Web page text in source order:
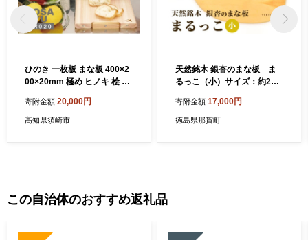
ひのき 一枚板 まな板 400×2
00×20mm 極め ヒノキ 桧 木
ン 台所 キッチン用品 調理器
具 贈答 木製家具 四万十 カッ
寄附金額 20,000円
高知県須崎市
天然銘木 銀杏のまな板 ま
るっこ（小）サイズ：約290
TR-4-2 │徳島 那賀 木 天然銘
木 銀杏 木目 木製 日本製 ま
寄附金額 17,000円
徳島県那賀町
この自治体のおすすめ返礼品